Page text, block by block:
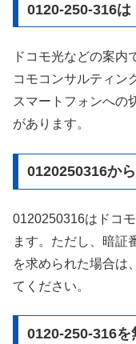
0120-250-316は
ドコモ光などの案内
コモコンサルティン
スマートフォンへの
があります。
0120250316か
0120250316はドコ
ます。ただし、暗証
を求められた場合は
てください。
0120-250-316を